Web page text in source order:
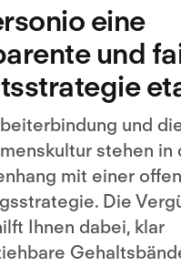
eine
und
und
stehen in
mit einer
Die
Ihnen dabei, klar